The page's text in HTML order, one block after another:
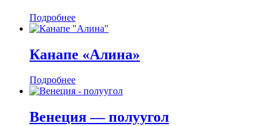
Подробнее
Канапе «Алина»
Подробнее
Венеция — полуугол